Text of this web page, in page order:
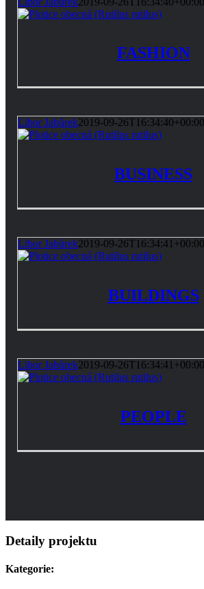
FASHION
Libor Jabůrek2019-09-26T16:34:40+00:00
BUSINESS
Libor Jabůrek2019-09-26T16:34:41+00:00
BUILDINGS
Libor Jabůrek2019-09-26T16:34:41+00:00
PEOPLE
Detaily projektu
Kategorie: